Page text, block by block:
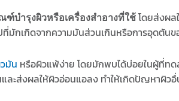
บำรุงผิวหรือเครื่องสำอางที่ใช้ โดยส่งผล
มักเกิดจากความมันส่วนเกินหรือการอุดตัน
มัน หรือผิวแพ้ง่าย โดยมักพบได้บ่อยในผู้ที่ท
ละส่งผลให้ผิวอ่อนแอลง ทำให้เกิดปัญหาผิว